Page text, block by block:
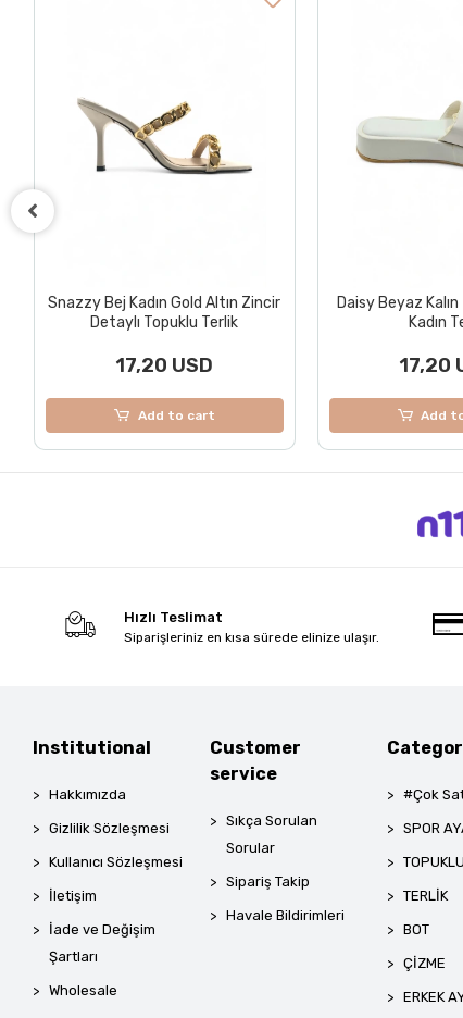
Daisy Beyaz Kalın Tabanlı Rahat
Kadın Terlik
17,20 USD
Add to cart
LilaLuxe Lila
Topuklu
17,20
Add
Hızlı Teslimat
Siparişleriniz en kısa sürede elinize ulaşır.
Institutional
Hakkımızda
Gizlilik Sözleşmesi
Kullanıcı Sözleşmesi
İletişim
İade ve Değişim
Şartları
Wholesale
Customer
service
Sıkça Sorulan
Sorular
Sipariş Takip
Havale Bildirimleri
#Çok
SPOR
TERLİK
BOT
ÇİZME
ERKEK